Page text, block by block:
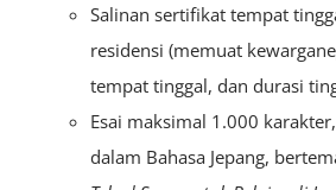
Salinan sertifikat tempat
residensi (memuat
tempat tinggal, dan durasi
Esai maksimal 1.000
dalam Bahasa Jepang,